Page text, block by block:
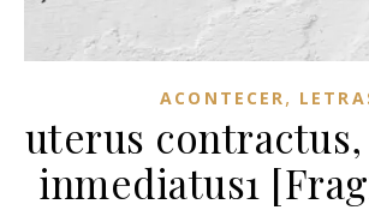
ACONTECER,
uterus
inmediatus1